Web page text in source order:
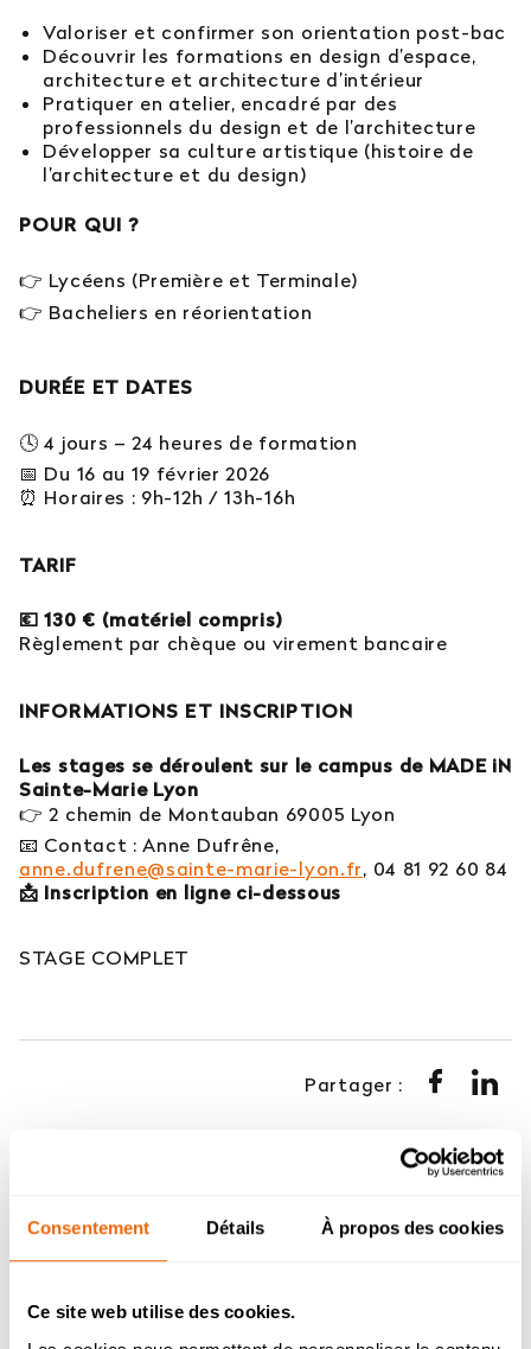
Consentement Détails À propos des cookies
Ce site web utilise des cookies.
Valoriser et confirmer son orientation post-bac
Découvrir les formations en design d’espace,
architecture et architecture d’intérieur
Pratiquer en atelier, encadré par des
professionnels du design et de l’architecture
Développer sa culture artistique (histoire de
l’architecture et du design)
POUR QUI ?
👉 Lycéens (Première et Terminale)
👉 Bacheliers en réorientation
DURÉE ET DATES
🕓 4 jours – 24 heures de formation
📅 Du 16 au 19 février 2026
⏰ Horaires : 9h-12h / 13h-16h
TARIF
💶 130 € (matériel compris)
Règlement par chèque ou virement bancaire
INFORMATIONS ET INSCRIPTION
Les stages se déroulent sur le campus de MADE iN
Sainte-Marie Lyon
👉 2 chemin de Montauban 69005 Lyon
📧 Contact : Anne Dufrêne,
anne.dufrene@sainte-marie-lyon.fr, 04 81 92 60 84
📩 Inscription en ligne ci-dessous
STAGE COMPLET
Partager :